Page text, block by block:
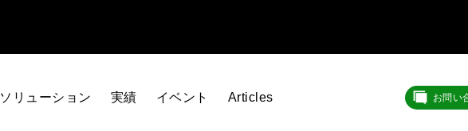
ソリューション 実績 イベント Articles お問い